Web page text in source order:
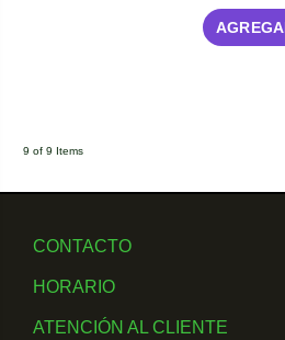
9 of 9 Items
CONTACTO
HORARIO
ATENCIÓN AL CLIENTE